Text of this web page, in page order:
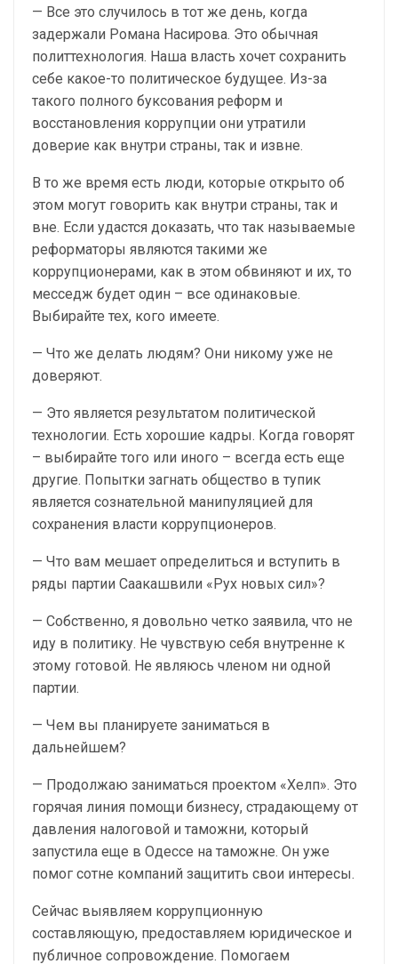
— Все это случилось в тот же день, когда
задержали Романа Насирова. Это обычная
политтехнология. Наша власть хочет сохранить
себе какое-то политическое будущее. Из-за
такого полного буксования реформ и
восстановления коррупции они утратили
доверие как внутри страны, так и извне.
В то же время есть люди, которые открыто об
этом могут говорить как внутри страны, так и
вне. Если удастся доказать, что так называемые
реформаторы являются такими же
коррупционерами, как в этом обвиняют и их, то
месседж будет один – все одинаковые.
Выбирайте тех, кого имеете.
— Что же делать людям? Они никому уже не
доверяют.
— Это является результатом политической
технологии. Есть хорошие кадры. Когда говорят
– выбирайте того или иного – всегда есть еще
другие. Попытки загнать общество в тупик
является сознательной манипуляцией для
сохранения власти коррупционеров.
— Что вам мешает определиться и вступить в
ряды партии Саакашвили «Рух новых сил»?
— Собственно, я довольно четко заявила, что не
иду в политику. Не чувствую себя внутренне к
этому готовой. Не являюсь членом ни одной
партии.
— Чем вы планируете заниматься в
дальнейшем?
— Продолжаю заниматься проектом «Хелп». Это
горячая линия помощи бизнесу, страдающему от
давления налоговой и таможни, который
запустила еще в Одессе на таможне. Он уже
помог сотне компаний защитить свои интересы.
Сейчас выявляем коррупционную
составляющую, предоставляем юридическое и
публичное сопровождение. Помогаем